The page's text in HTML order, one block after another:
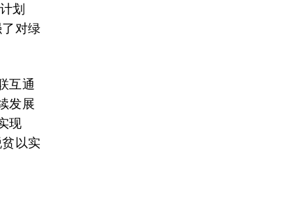
划
对绿
互通
发展
现
以实